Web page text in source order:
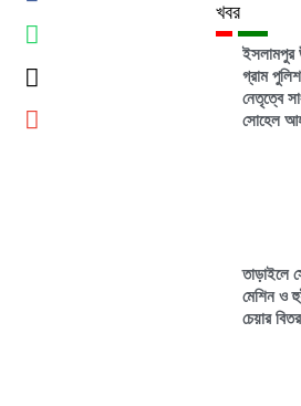
খবর
ইসলামপুর
গ্রাম
নেতৃত্বে
সোহেল
তাড়াইলে
মেশিন ও
চেয়ার